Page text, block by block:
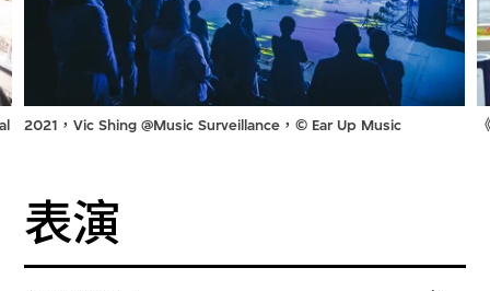
2021，Vic Shing @Music Surveillance，© Ear Up Music
表演